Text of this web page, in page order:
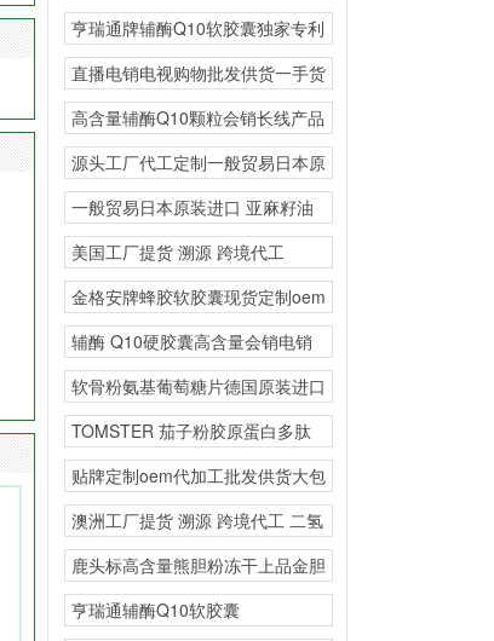
销
亨瑞通牌辅酶Q10软胶囊独家专利
贴牌现货大包
直播电销电视购物批发供货一手货
源骨关节内服外用氨糖
高含量辅酶Q10颗粒会销长线产品
源头工厂代工定制一般贸易日本原
装进口现货供应GEL
一般贸易日本原装进口 亚麻籽油
地龙蛋白纳豆凝胶糖果
美国工厂提货 溯源 跨境代工
GEMOOTE
金格安牌蜂胶软胶囊现货定制oem
大包提高免疫力首选
辅酶 Q10硬胶囊高含量会销电销
私域
软骨粉氨基葡萄糖片德国原装进口
源头工厂一般贸易抖音
TOMSTER 茄子粉胶原蛋白多肽
复合粉海外源头工
贴牌定制oem代加工批发供货大包
广播电视购物直播供
澳洲工厂提货 溯源 跨境代工 二氢
槲皮素复合固体饮
鹿头标高含量熊胆粉冻干上品金胆
直播私域会销
亨瑞通辅酶Q10软胶囊